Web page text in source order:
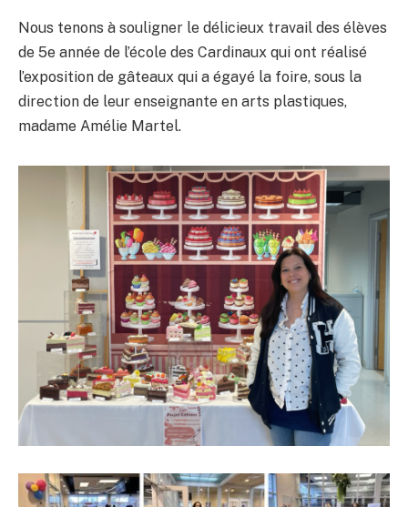
Nous tenons à souligner le délicieux travail des élèves
de 5e année de l’école des Cardinaux qui ont réalisé
l’exposition de gâteaux qui a égayé la foire, sous la
direction de leur enseignante en arts plastiques,
madame Amélie Martel.